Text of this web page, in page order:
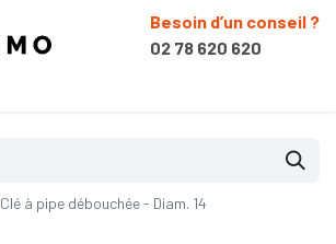
Besoin d’un conseil ?
02 78 620 620
Clé à pipe débouchée - Diam. 14